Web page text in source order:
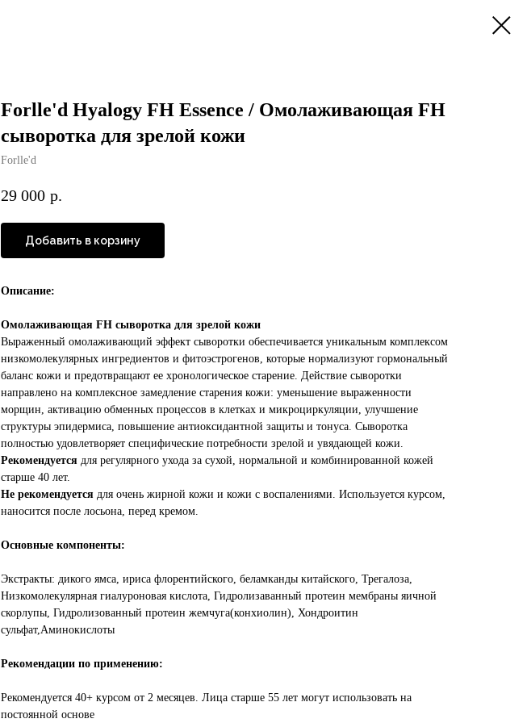
Forlle'd Hyalogy FH Essence / Омолаживающая FH
сыворотка для зрелой кожи
Forlle'd
29 000 р.
Добавить в корзину
Описание:
Омолаживающая FH сыворотка для зрелой кожи
Выраженный омолаживающий эффект сыворотки обеспечивается уникальным комплексом
низкомолекулярных ингредиентов и фитоэстрогенов, которые нормализуют гормональный
баланс кожи и предотвращают ее хронологическое старение. Действие сыворотки
направлено на комплексное замедление старения кожи: уменьшение выраженности
морщин, активацию обменных процессов в клетках и микроциркуляции, улучшение
структуры эпидермиса, повышение антиоксидантной защиты и тонуса. Сыворотка
полностью удовлетворяет специфические потребности зрелой и увядающей кожи.
Рекомендуется для регулярного ухода за сухой, нормальной и комбинированной кожей
старше 40 лет.
Не рекомендуется для очень жирной кожи и кожи с воспалениями. Используется курсом,
наносится после лосьона, перед кремом.
Основные компоненты:
Экстракты: дикого ямса, ириса флорентийского, беламканды китайского, Трегалоза,
Низкомолекулярная гиалуроновая кислота, Гидролизаванный протеин мембраны яичной
скорлупы, Гидролизованный протеин жемчуга(конхиолин), Хондроитин
сульфат,Аминокислоты
Рекомендации по применению:
Рекомендуется 40+ курсом от 2 месяцев. Лица старше 55 лет могут использовать на
постоянной основе